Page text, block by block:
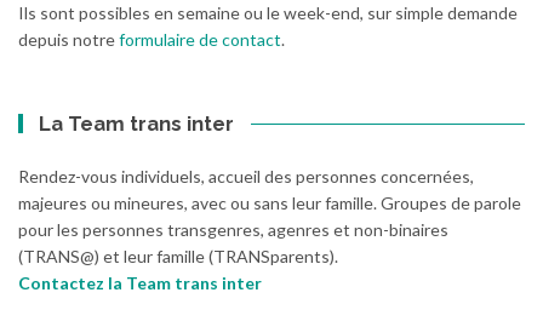
Ils sont possibles en semaine ou le week-end, sur simple demande
depuis notreformulaire de contact.
La Team trans inter
Rendez-vous individuels, accueil des personnes concernées,
majeures ou mineures, avec ou sans leur famille. Groupes de parole
pour les personnes transgenres, agenres et non-binaires
(TRANS@) et leur famille (TRANSparents).
Contactez la Team trans inter